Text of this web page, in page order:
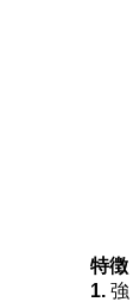
特徴
1. 強